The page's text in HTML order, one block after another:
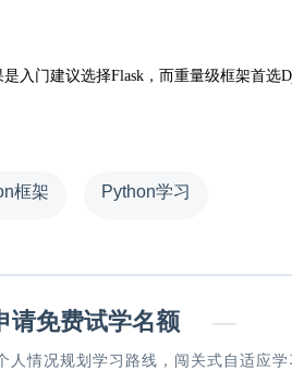
入门建议选择Flask ，而重量级框架首选
框架 Python学习
免费试学名额 —
人情况规划学习路线，闯关式自适应